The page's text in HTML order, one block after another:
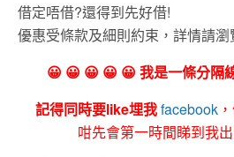
借定唔借?還得到先好借!
優惠受條款及細則約束，詳情請瀏
😀 😀 😀 😀 😀 我是一條分隔
記得同時要like埋我facebook
咁先會第一時間睇到我